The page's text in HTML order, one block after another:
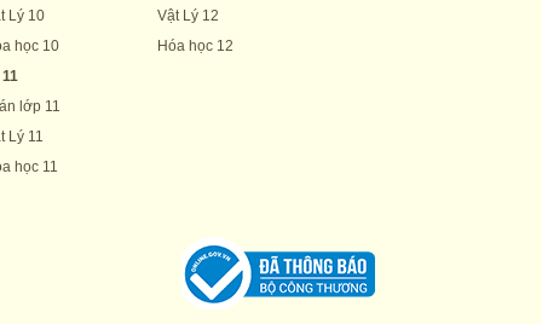
Lý 10
học 10
lớp 11
Lý 11
học 11
Vật Lý 12
Hóa học 12